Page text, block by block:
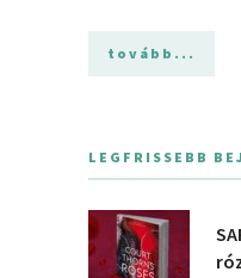
tovább...
LEGFRISSEBB